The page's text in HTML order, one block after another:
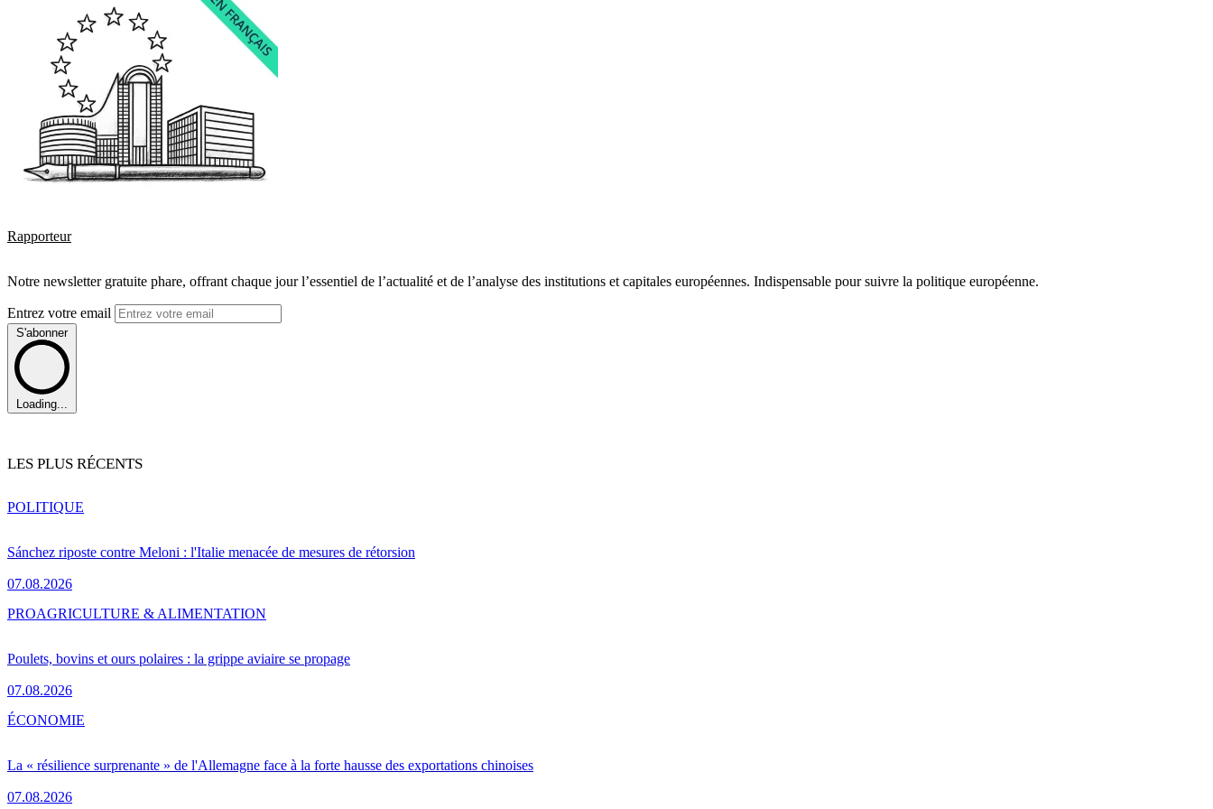
Rapporteur
Notre newsletter gratuite phare, offrant chaque jour l’essentiel de l’actualité et de l’analyse des institutions et capitales européennes. Indispensable pour suivre la politique européenne.
Entrez votre email
S'abonner
Loading...
LES PLUS RÉCENTS
Sánchez riposte contre Meloni : l'Italie menacée de mesures de rétorsion
07.08.2026
POLITIQUE
Poulets, bovins et ours polaires : la grippe aviaire se propage
07.08.2026
PROAGRICULTURE & ALIMENTATION
La « résilience surprenante » de l'Allemagne face à la forte hausse des exportations chinoises
07.08.2026
ÉCONOMIE